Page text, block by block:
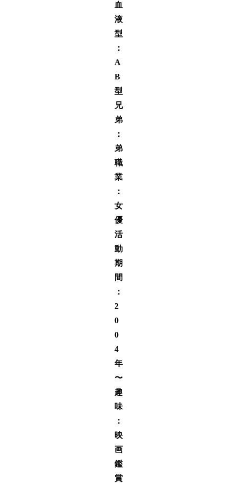
血
液
型
：
A
B
型
兄
弟
：
弟
職
業
：
女
優
活
動
期
間
：
2
0
0
4
年
〜
趣
味
：
映
画
鑑
賞